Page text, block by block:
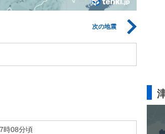
次の地震
時08分頃